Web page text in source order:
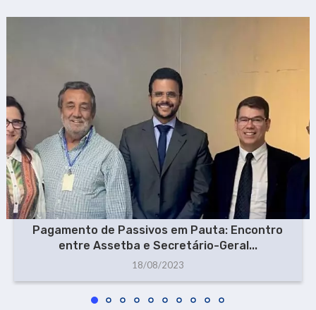
Pagamento de Passivos em Pauta: Encontro
entre Assetba e Secretário-Geral...
18/08/2023